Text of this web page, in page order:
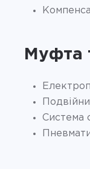
Муфта
Система